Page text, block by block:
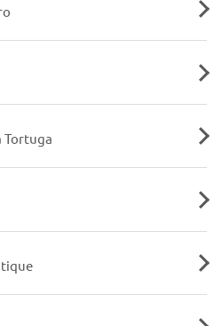
Tortuga